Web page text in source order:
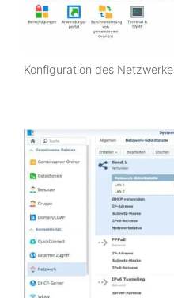
Konfiguration des